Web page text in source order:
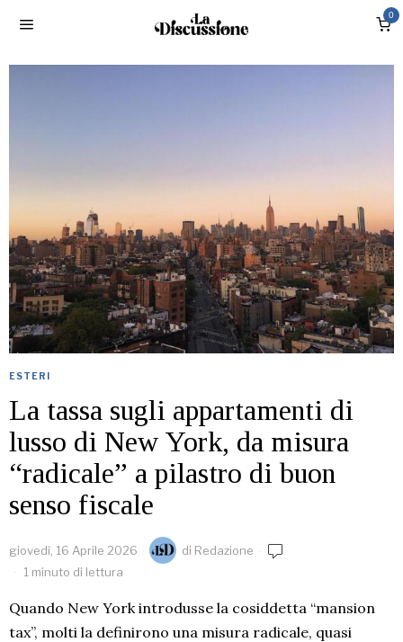
0
ESTERI
La tassa sugli appartamenti di
lusso di New York, da misura
“radicale” a pilastro di buon
senso fiscale
giovedì, 16 Aprile 2026 di Redazione
1 minuto di lettura
Quando New York introdusse la cosiddetta “mansion
tax”, molti la definirono una misura radicale, quasi